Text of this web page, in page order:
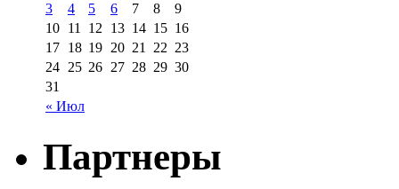
« Июл
3
4 5 6 7 8
9
10 11 12 13 14 15 16
17 18 19 20 21 22 23
24 25 26 27 28 29 30
31
Партнеры